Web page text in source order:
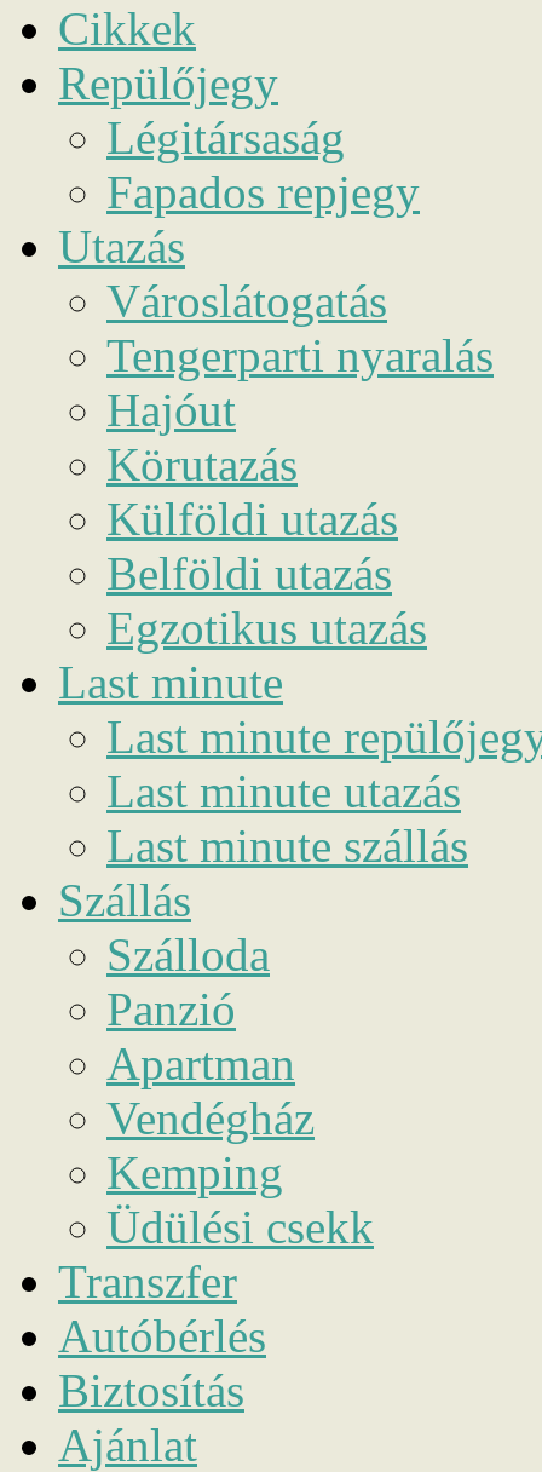
Cikkek
Repülőjegy
Légitársaság
Fapados repjegy
Utazás
Városlátogatás
Tengerparti nyaralás
Hajóut
Körutazás
Külföldi utazás
Belföldi utazás
Egzotikus utazás
Last minute
Last minute
Last minute utazás
Last minute szállás
Szállás
Szálloda
Panzió
Apartman
Vendégház
Kemping
Üdülési csekk
Transzfer
Autóbérlés
Biztosítás
Ajánlat